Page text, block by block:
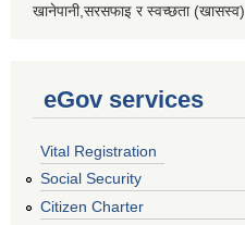
खानेपानी,सरसफाइ र स्वच्छता (खासस्व)
eGov services
Vital Registration
Social Security
Citizen Charter